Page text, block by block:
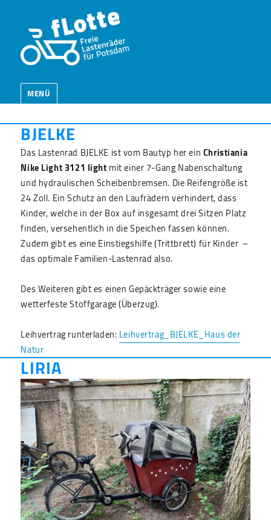
MENÜ
BJELKE
Das Lastenrad BJELKE ist vom Bautyp her einChristiania
Nike Light 3121 lightmit einer 7-Gang Nabenschaltung
und hydraulischen Scheibenbremsen. Die Reifengröße ist
24 Zoll. Ein Schutz an den Laufrädern verhindert, dass
Kinder, welche in der Box auf insgesamt drei Sitzen Platz
finden, versehentlich in die Speichen fassen können.
Zudem gibt es eine Einstiegshilfe (Trittbrett) für Kinder –
das optimale Familien-Lastenrad also.
Des Weiteren gibt es einen Gepäckträger sowie eine
wetterfeste Stoffgarage (Überzug).
Leihvertrag runterladen:Leihvertrag_BJELKE_Haus der
Natur
LIRIA